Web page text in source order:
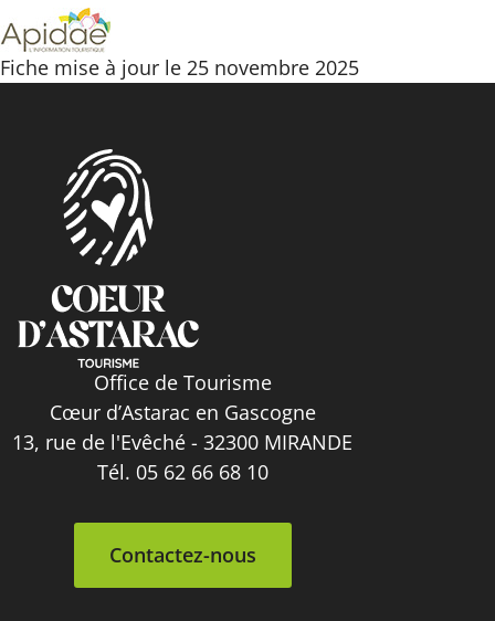
Fiche mise à jour le 25 novembre 2025
Office de Tourisme
Cœur d’Astarac en Gascogne
13, rue de l'Evêché - 32300 MIRANDE
Tél. 05 62 66 68 10
Contactez-nous